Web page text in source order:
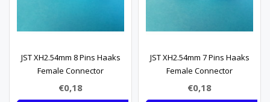
JST XH2.54mm 8 Pins Haaks
Female Connector
€0,18
JST XH2.54mm 7 Pins Haaks
Female Connector
€0,18